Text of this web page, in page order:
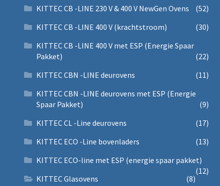
KITTEC CB -LINE 230 V & 400 V NewGen Ovens
(52)
KITTEC CB -LINE 400 V (krachtstroom)
(30)
KITTEC CB -LINE 400 V met ESP (Energie Spaar
Pakket)
(22)
KITTEC CBN -LINE deurovens
(11)
KITTEC CBN -LINE deurovens met ESP (Energie
Spaar Pakket)
(9)
KITTEC CL -Line deurovens
(17)
KITTEC ECO -Line bovenladers
(13)
KITTEC ECO-line met ESP (energie spaar pakket)
(12)
KITTEC Glasovens
(8)